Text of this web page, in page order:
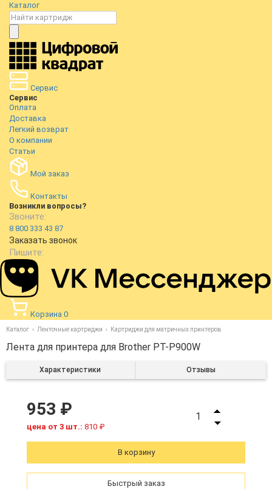
Каталог
Сервис
Сервис
Оплата
Доставка
Легкий возврат
О компании
Статьи
Мой заказ
Контакты
Возникли вопросы?
Звоните:
8 800 333 43 87
Заказать звонок
Пишите:
Корзина 0
Каталог Ленточные картриджи Картриджи для матричных принтеров
Лента для принтера для Brother PT-P900W
Характеристики Отзывы
953 ₽
цена от 3 шт.: 810 ₽
1
В корзину
Быстрый заказ